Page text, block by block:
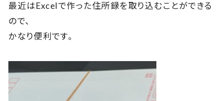
最近はExcelで作った住所録を取り込むことができる
ので、
かなり便利です。